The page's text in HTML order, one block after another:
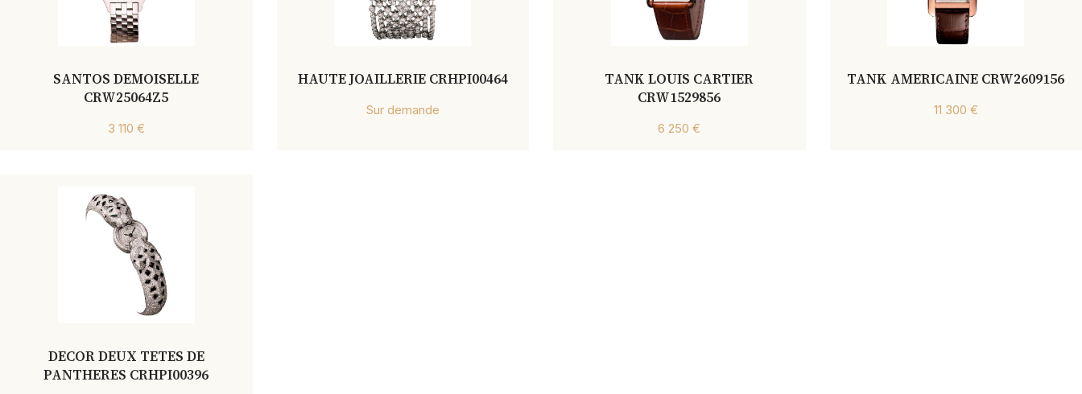
SANTOS DEMOISELLE
CRW25064Z5
3 110 €
HAUTE JOAILLERIE CRHPI00464
Sur demande
TANK LOUIS CARTIER
CRW1529856
6 250 €
TANK AMERICAINE CRW2609156
11 300 €
DECOR DEUX TETES DE
PANTHERES CRHPI00396